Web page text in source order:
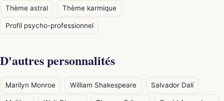
Thème astral Thème karmique
Profil psycho-professionnel
D'autres personnalités
Marilyn Monroe William Shakespeare Salvador Dalí